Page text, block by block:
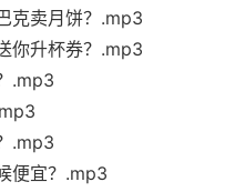
克卖月饼？.mp3
你升杯券？.mp3
.mp3
.mp3
便宜？.mp3